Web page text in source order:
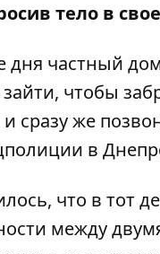
тело в
дня частный
чтобы
и сразу же
в
что в тот
между